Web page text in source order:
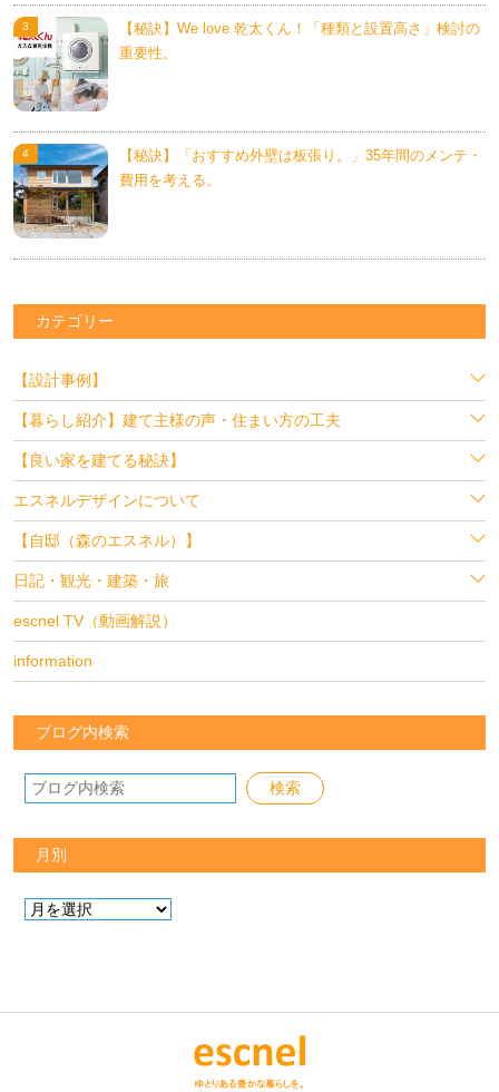
【秘訣】We love 乾太くん！「種類と設置高さ」検討の
重要性。
【秘訣】「おすすめ外壁は板張り。」35年間のメンテ・
費用を考える。
カテゴリー
【設計事例】
【暮らし紹介】建て主様の声・住まい方の工夫
【良い家を建てる秘訣】
エスネルデザインについて
【自邸（森のエスネル）】
日記・観光・建築・旅
escnel TV（動画解説）
information
ブログ内検索
月別